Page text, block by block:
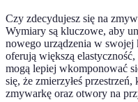
Czy zdecydujesz się na
Wymiary są kluczowe, aby
nowego urządzenia w
oferują większą
mogą lepiej wkomponować
się, że zmierzyłeś
zmywarkę oraz otwory na